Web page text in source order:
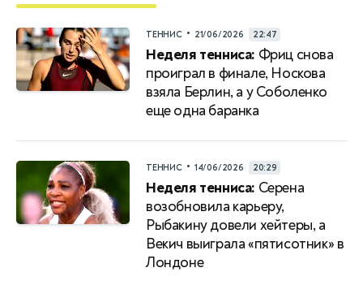
ТЕННИС • 21/06/2026 22:47
Неделя тенниса: Фриц снова
проиграл в финале, Носкова
взяла Берлин, а у Соболенко
еще одна баранка
ТЕННИС • 14/06/2026 20:29
Неделя тенниса: Серена
возобновила карьеру,
Рыбакину довели хейтеры, а
Векич выиграла «пятисотник» в
Лондоне